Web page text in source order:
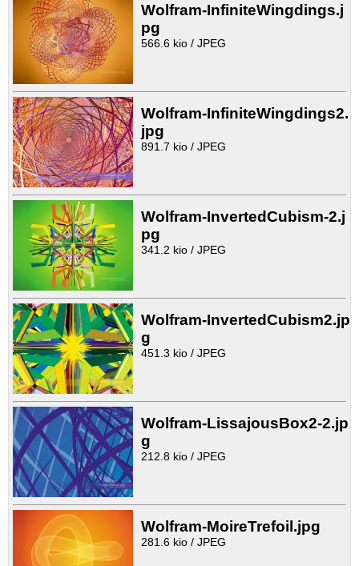
Wolfram-InfiniteWingdings.j
pg
566.6 kio / JPEG
Wolfram-InfiniteWingdings2.
jpg
891.7 kio / JPEG
Wolfram-InvertedCubism-2.j
pg
341.2 kio / JPEG
Wolfram-InvertedCubism2.jp
g
451.3 kio / JPEG
Wolfram-LissajousBox2-2.jp
g
212.8 kio / JPEG
Wolfram-MoireTrefoil.jpg
281.6 kio / JPEG